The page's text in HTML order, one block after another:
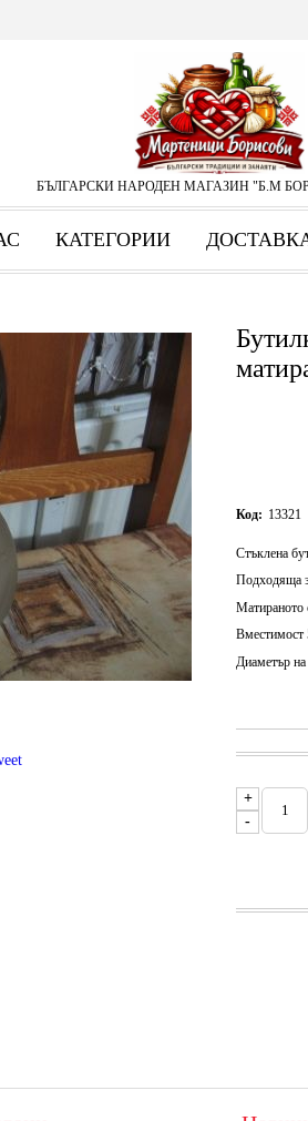
БЪЛГАРСКИ НАРОДЕН МАГАЗИН "Б.М
КАТЕГОРИИ
Код: 13321
Стъклена
Подходяща
Матираното
Вместимост
Диаметър
+
-